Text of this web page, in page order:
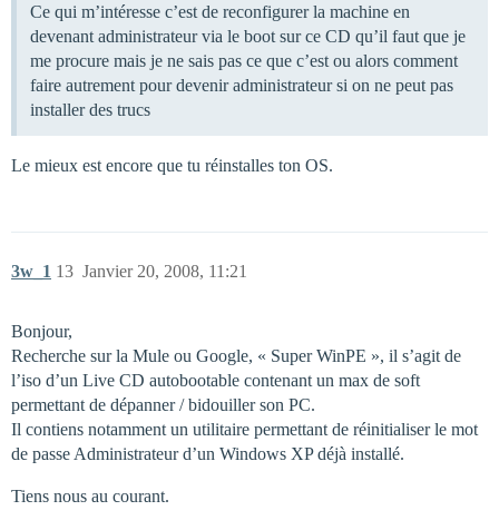
Ce qui m’intéresse c’est de reconfigurer la machine en
devenant administrateur via le boot sur ce CD qu’il faut que je
me procure mais je ne sais pas ce que c’est ou alors comment
faire autrement pour devenir administrateur si on ne peut pas
installer des trucs
Le mieux est encore que tu réinstalles ton OS.
3w_1 Janvier 20, 2008, 11:21
13
Bonjour,
Recherche sur la Mule ou Google, « Super WinPE », il s’agit de
l’iso d’un Live CD autobootable contenant un max de soft
permettant de dépanner / bidouiller son PC.
Il contiens notamment un utilitaire permettant de réinitialiser le mot
de passe Administrateur d’un Windows XP déjà installé.
Tiens nous au courant.